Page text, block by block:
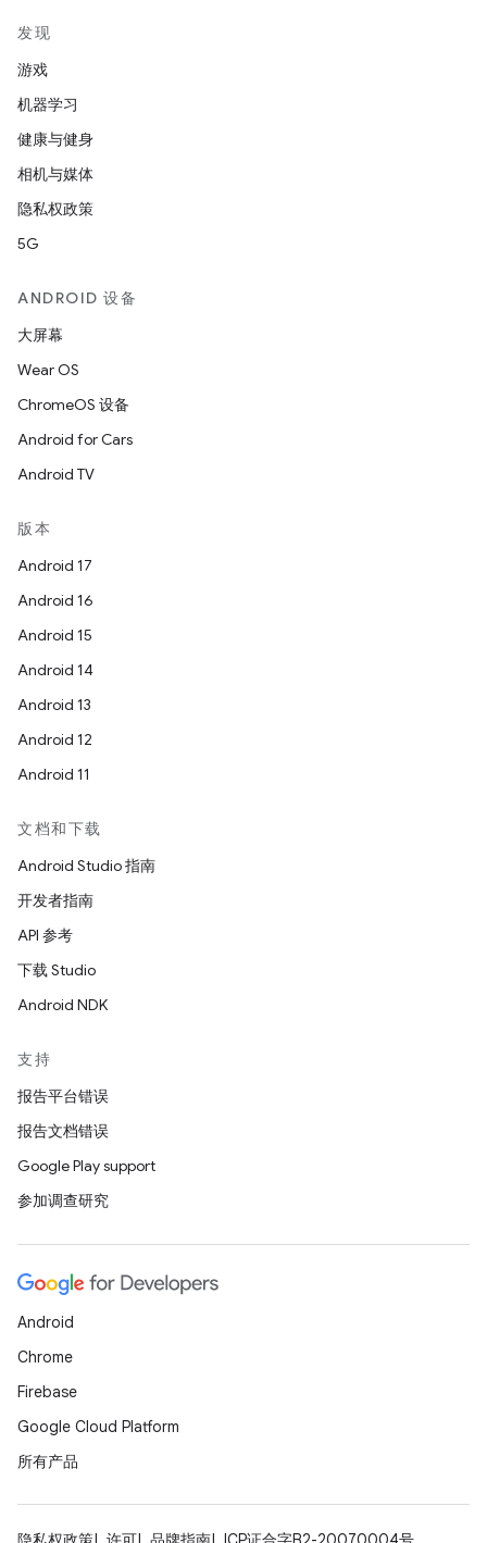
发现
游戏
机器学习
健康与健身
相机与媒体
隐私权政策
5G
ANDROID 设备
大屏幕
Wear OS
ChromeOS 设备
Android for Cars
Android TV
版本
Android 17
Android 16
Android 15
Android 14
Android 13
Android 12
Android 11
文档和下载
Android Studio 指南
开发者指南
API 参考
下载 Studio
Android NDK
支持
报告平台错误
报告文档错误
Google Play support
参加调查研究
Android
Chrome
Firebase
Google Cloud Platform
所有产品